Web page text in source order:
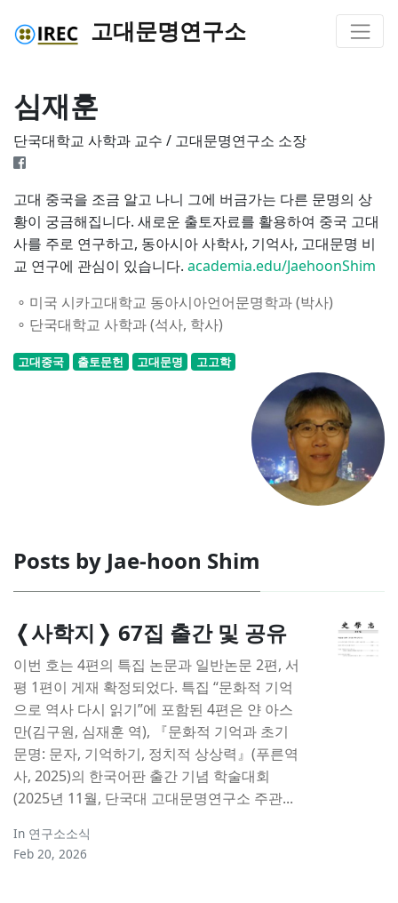
고대문명연구소
심재훈
단국대학교 사학과 교수 / 고대문명연구소 소장
고대 중국을 조금 알고 나니 그에 버금가는 다른 문명의 상
황이 궁금해집니다. 새로운 출토자료를 활용하여 중국 고대
사를 주로 연구하고, 동아시아 사학사, 기억사, 고대문명 비
교 연구에 관심이 있습니다. academia.edu/JaehoonShim
∘ 미국 시카고대학교 동아시아언어문명학과 (박사)
∘ 단국대학교 사학과 (석사, 학사)
고대중국 출토문헌 고대문명 고고학
Posts by Jae-hoon Shim
❬사학지❭ 67집 출간 및 공유
이번 호는 4편의 특집 논문과 일반논문 2편, 서
평 1편이 게재 확정되었다. 특집 “문화적 기억
으로 역사 다시 읽기”에 포함된 4편은 얀 아스
만(김구원, 심재훈 역), 『문화적 기억과 초기
문명: 문자, 기억하기, 정치적 상상력』(푸른역
사, 2025)의 한국어판 출간 기념 학술대회
(2025년 11월, 단국대 고대문명연구소 주관...
In 연구소소식
Feb 20, 2026